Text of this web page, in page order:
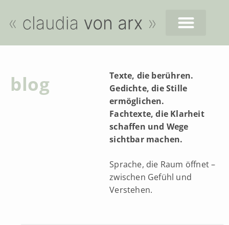
blog
Texte, die berühren.
Gedichte, die Stille
ermöglichen.
Fachtexte, die Klarheit
schaffen und Wege
sichtbar machen.
Sprache, die Raum öffnet –
zwischen Gefühl und
Verstehen.